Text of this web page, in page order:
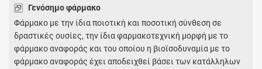
Γενόσημο φάρμακο
Φάρμακο με την ίδια ποιοτική και ποσοτική σύνθεση σε
δραστικές ουσίες, την ίδια φαρμακοτεχνική μορφή με το
φάρμακο αναφοράς και του οποίου η βιοϊσοδυναμία με το
φάρμακο αναφοράς έχει αποδειχθεί βάσει των κατάλληλων